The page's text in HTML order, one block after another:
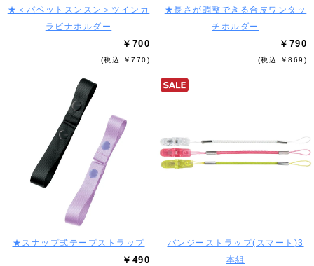
★＜パペットスンスン＞ツインカ
ラビナホルダー
￥700
(税込 ￥770)
★長さが調整できる合皮ワンタッ
チホルダー
￥790
(税込 ￥869)
★スナップ式テープストラップ
￥490
バンジーストラップ(スマート)3
本組